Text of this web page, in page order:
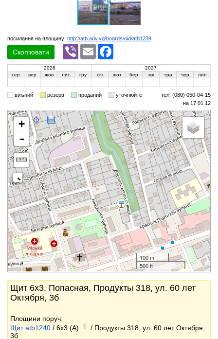
посилання на площину: http://atb.adv.vg/boards/oid/atb1239
Скопіювати
Viber Email
2026
2027
сер
вер жов лис гру січ лют бер кві тра чер лип
вільний резерв проданий уточнюйте
тел. (080) 050-04-15
на 17.01.12
+
-
100 m
500 ft
Щит 6x3, Попасная, Продукты 318, ул. 60 лет
Октября, 3б
Площини поруч:
Щит atb1240 / 6x3 (A)
/ Продукты 318, ул. 60 лет Октября,
3б